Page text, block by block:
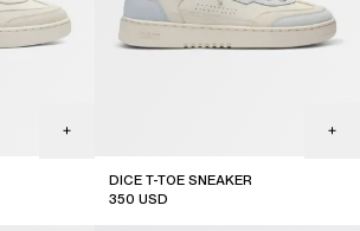
DICE T-TOE SNEAKER
350 USD